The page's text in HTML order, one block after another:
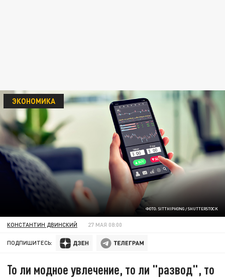
ФОТО: SITTHIPHONG / SHUTTERSTOCK
ЭКОНОМИКА
КОНСТАНТИН ДВИНСКИЙ 27 МАЯ 08:00
ПОДПИШИТЕСЬ:
То ли модное увлечение, то ли "развод", то